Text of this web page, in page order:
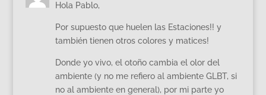
Hola Pablo,
Por supuesto que huelen las Estaciones!! y
también tienen otros colores y matices!
Donde yo vivo, el otoño cambia el olor del
ambiente (y no me refiero al ambiente GLBT, si
no al ambiente en general), por mi parte yo